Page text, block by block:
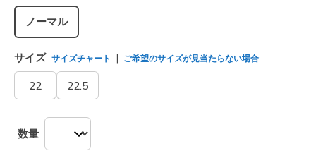
ノーマル
サイズ サイズチャート ご希望のサイズが見当たらない場合
22 22.5
数量